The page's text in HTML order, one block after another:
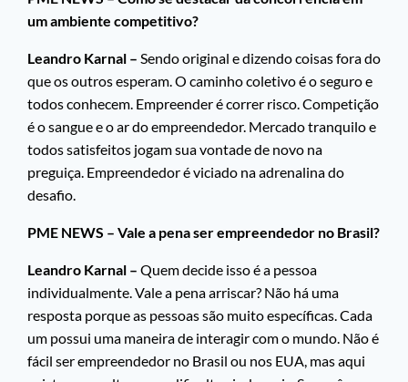
um ambiente competitivo?
Leandro Karnal – Sendo original e dizendo coisas fora do
que os outros esperam. O caminho coletivo é o seguro e
todos conhecem. Empreender é correr risco. Competição
é o sangue e o ar do empreendedor. Mercado tranquilo e
todos satisfeitos jogam sua vontade de novo na
preguiça. Empreendedor é viciado na adrenalina do
desafio.
PME NEWS – Vale a pena ser empreendedor no Brasil?
Leandro Karnal – Quem decide isso é a pessoa
individualmente. Vale a pena arriscar? Não há uma
resposta porque as pessoas são muito específicas. Cada
um possui uma maneira de interagir com o mundo. Não é
fácil ser empreendedor no Brasil ou nos EUA, mas aqui